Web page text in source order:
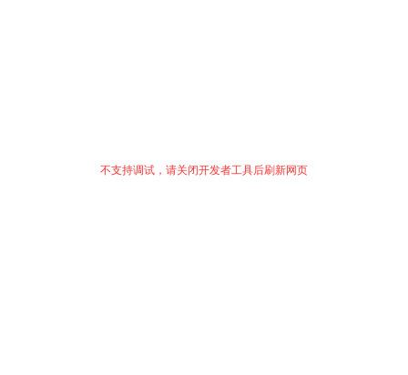
不支持调试，请关闭开发者工具后刷新网页